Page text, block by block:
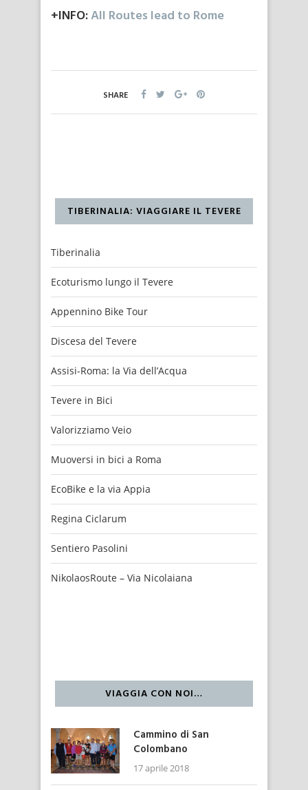
+INFO:All Routes lead to Rome
SHARE
TIBERINALIA: VIAGGIARE IL TEVERE
Tiberinalia
Ecoturismo lungo il Tevere
Appennino Bike Tour
Discesa del Tevere
Assisi-Roma: la Via dell’Acqua
Tevere in Bici
Valorizziamo Veio
Muoversi in bici a Roma
EcoBike e la via Appia
Regina Ciclarum
Sentiero Pasolini
NikolaosRoute – Via Nicolaiana
VIAGGIA CON NOI…
Cammino di San
Colombano
17 aprile 2018